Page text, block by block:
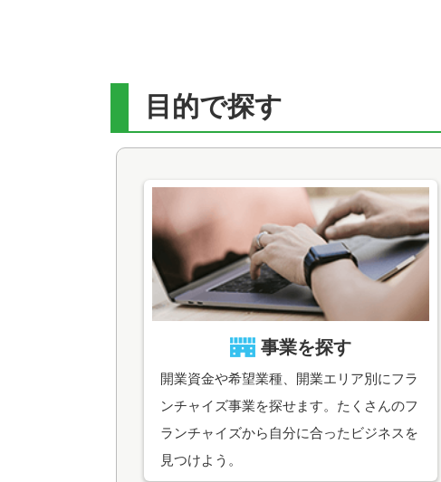
目的で探す
事業を探す
開業資金や希望業種、開業エリア別にフラ
ンチャイズ事業を探せます。たくさんのフ
ランチャイズから自分に合ったビジネスを
見つけよう。